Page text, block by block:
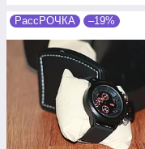
РассРОЧКА –19%